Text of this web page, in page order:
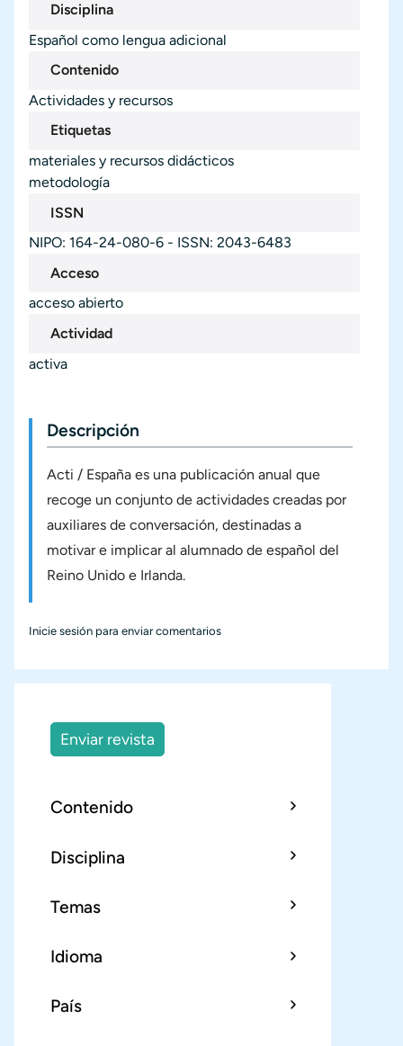
Disciplina
Español como lengua adicional
Contenido
Actividades y recursos
Etiquetas
materiales y recursos didácticos
metodología
ISSN
NIPO: 164-24-080-6 - ISSN: 2043-6483
Acceso
acceso abierto
Actividad
activa
Descripción
Acti / España es una publicación anual que
recoge un conjunto de actividades creadas por
auxiliares de conversación, destinadas a
motivar e implicar al alumnado de español del
Reino Unido e Irlanda.
Inicie sesión para enviar comentarios
Enviar revista
Contenido
Disciplina
Temas
Idioma
País